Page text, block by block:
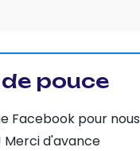
pouce
Facebook pour nous
Merci d'avance